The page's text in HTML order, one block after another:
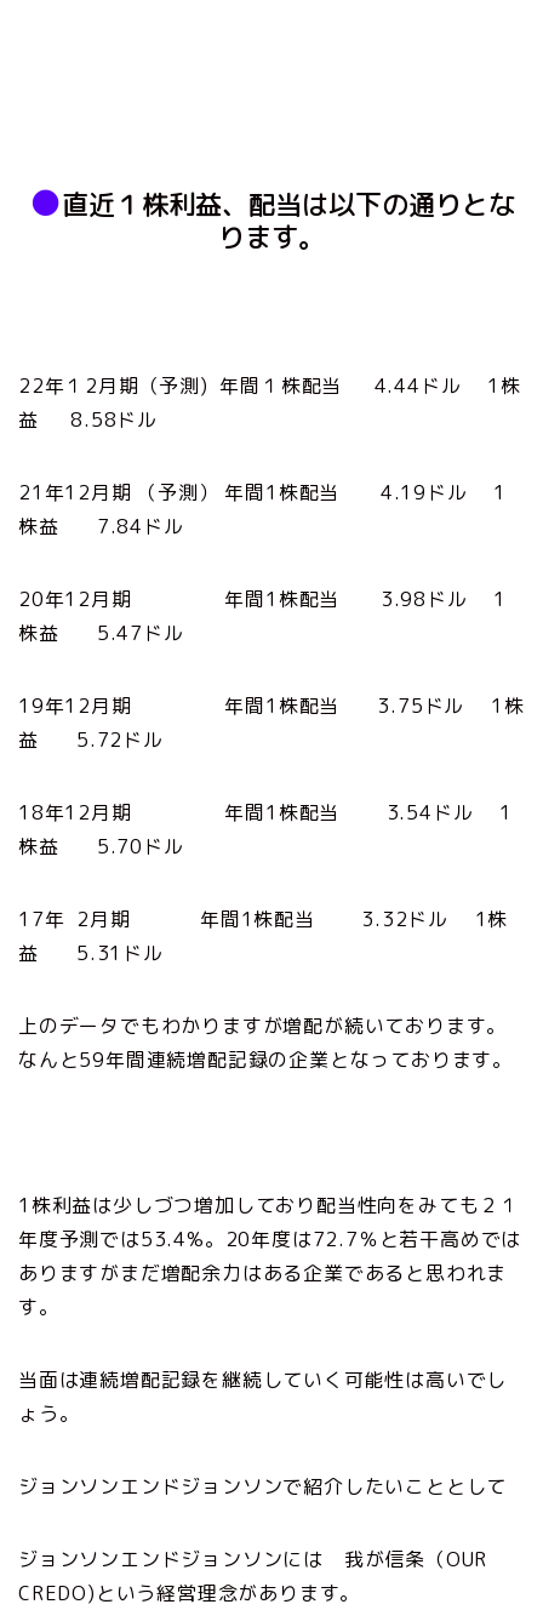
●直近１株利益、配当は以下の通りとな
ります。
22年１2月期（予測) 年間１株配当 4.44ドル 1株
益 8.58ドル
21年12月期 （予測） 年間1株配当 4.19ドル 1
株益 7.84ドル
20年12月期 年間1株配当 3.98ドル 1
株益 5.47ドル
19年12月期 年間1株配当 3.75ドル 1株
益 5.72ドル
18年12月期 年間1株配当 3.54ドル 1
株益 5.70ドル
17年 2月期 年間1株配当 3.32ドル 1株
益 5.31ドル
上のデータでもわかりますが増配が続いております。
なんと59年間連続増配記録の企業となっております。
1株利益は少しづつ増加しており配当性向をみても２１
年度予測では53.4%。20年度は72.7％と若干高めでは
ありますがまだ増配余力はある企業であると思われま
す。
当面は連続増配記録を継続していく可能性は高いでし
ょう。
ジョンソンエンドジョンソンで紹介したいこととして
ジョンソンエンドジョンソンには 我が信条（OUR
CREDO)という経営理念があります。